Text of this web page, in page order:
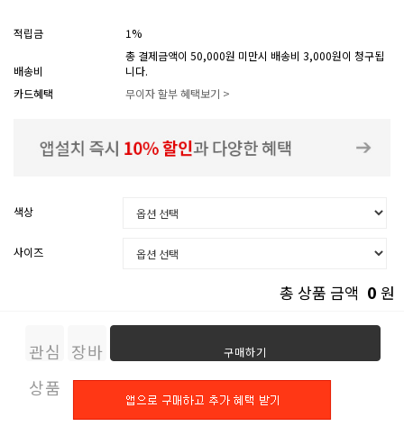
적립금 1%
배송비
총 결제금액이 50,000원 미만시 배송비 3,000원이 청구됩
니다.
카드혜택
무이자 할부 혜택보기 >
색상
사이즈
총 상품 금액 0 원
관심
상품
장바
구니
구매하기